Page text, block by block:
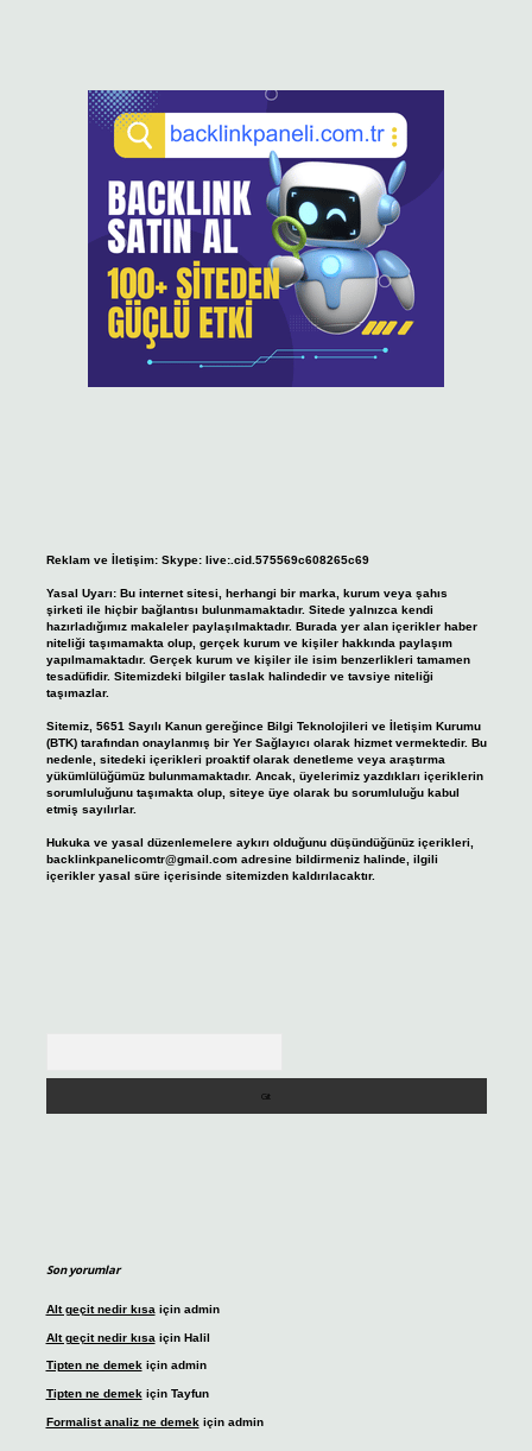
Reklam ve İletişim: Skype: live:.cid.575569c608265c69
Yasal Uyarı: Bu internet sitesi, herhangi bir marka, kurum veya şahıs
şirketi ile hiçbir bağlantısı bulunmamaktadır. Sitede yalnızca kendi
hazırladığımız makaleler paylaşılmaktadır. Burada yer alan içerikler haber
niteliği taşımamakta olup, gerçek kurum ve kişiler hakkında paylaşım
yapılmamaktadır. Gerçek kurum ve kişiler ile isim benzerlikleri tamamen
tesadüfidir. Sitemizdeki bilgiler taslak halindedir ve tavsiye niteliği
taşımazlar.
Sitemiz, 5651 Sayılı Kanun gereğince Bilgi Teknolojileri ve İletişim Kurumu
(BTK) tarafından onaylanmış bir Yer Sağlayıcı olarak hizmet vermektedir. Bu
nedenle, sitedeki içerikleri proaktif olarak denetleme veya araştırma
yükümlülüğümüz bulunmamaktadır. Ancak, üyelerimiz yazdıkları içeriklerin
sorumluluğunu taşımakta olup, siteye üye olarak bu sorumluluğu kabul
etmiş sayılırlar.
Hukuka ve yasal düzenlemelere aykırı olduğunu düşündüğünüz içerikleri,
backlinkpanelicomtr@gmail.comadresine bildirmeniz halinde, ilgili
içerikler yasal süre içerisinde sitemizden kaldırılacaktır.
Son yorumlar
Alt geçit nedir kısa için admin
Alt geçit nedir kısa için Halil
Tipten ne demekiçin admin
Tipten ne demek için Tayfun
Formalist analiz ne demek için admin